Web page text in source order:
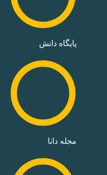
پایگاه دانش
مجله دانا